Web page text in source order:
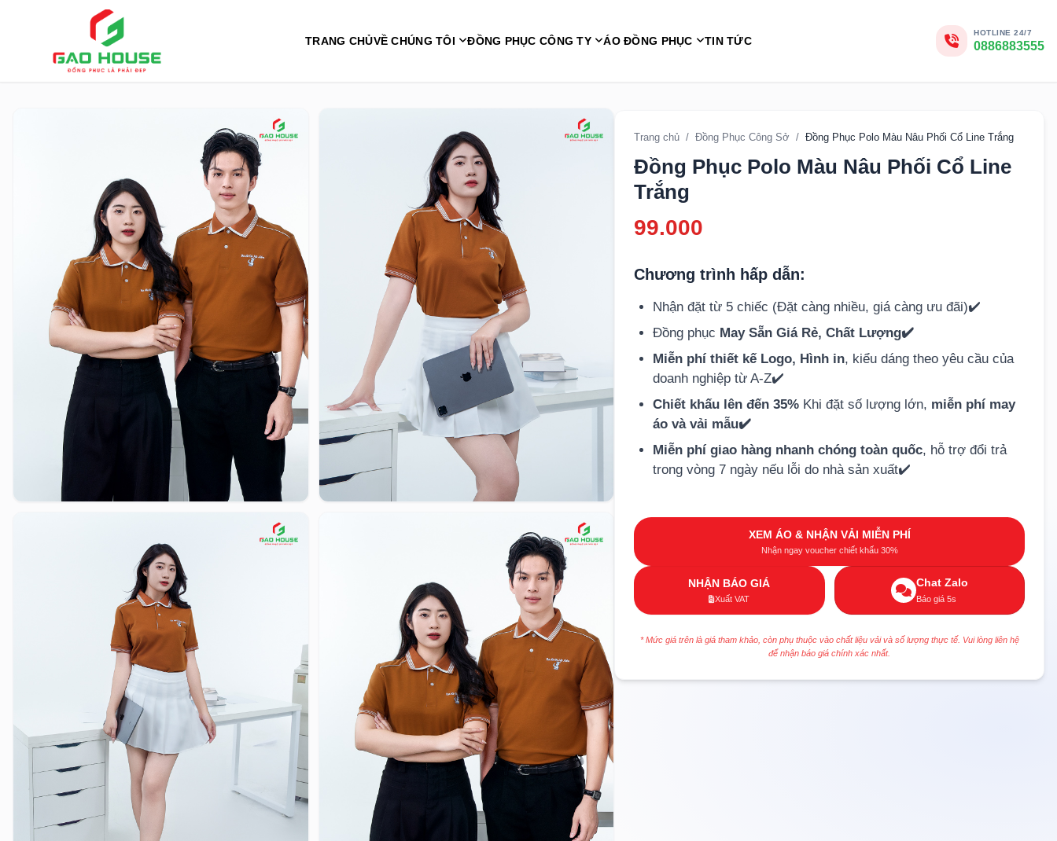
TRANG CHỦVỀ CHÚNG TÔI ĐỒNG PHỤC CÔNG TY ÁO ĐỒNG PHỤC TIN TỨC
HOTLINE 24/7
0886883555
Trang chủ / Đồng Phục Công Sở / Đồng Phục Polo Màu Nâu Phối Cổ Line Trắng
Đồng Phục Polo Màu Nâu Phối Cổ Line
Trắng
99.000
Chương trình hấp dẫn:
Nhận đặt từ 5 chiếc (Đặt càng nhiều, giá càng ưu đãi)✔️
Đồng phục May Sẵn Giá Rẻ, Chất Lượng✔️
Miễn phí thiết kế Logo, Hình in, kiểu dáng theo yêu cầu của
doanh nghiệp từ A-Z✔️
Chiết khấu lên đến 35% Khi đặt số lượng lớn, miễn phí may
áo và vải mẫu✔️
Miễn phí giao hàng nhanh chóng toàn quốc, hỗ trợ đổi trả
trong vòng 7 ngày nếu lỗi do nhà sản xuất✔️
XEM ÁO & NHẬN VẢI MIỄN PHÍ
Nhận ngay voucher chiết khấu 30%
NHẬN BÁO GIÁ
Xuất VAT
Chat Zalo
Báo giá 5s
* Mức giá trên là giá tham khảo, còn phụ thuộc vào chất liệu vải và số lượng thực tế. Vui lòng liên hệ
để nhận báo giá chính xác nhất.